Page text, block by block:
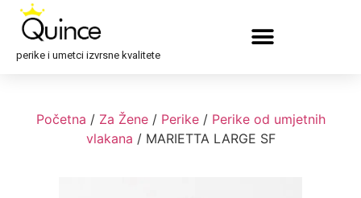
perike i umetci izvrsne kvalitete
Početna / Za Žene/ Perike/ Perike od umjetnih
vlakana / MARIETTA LARGE SF